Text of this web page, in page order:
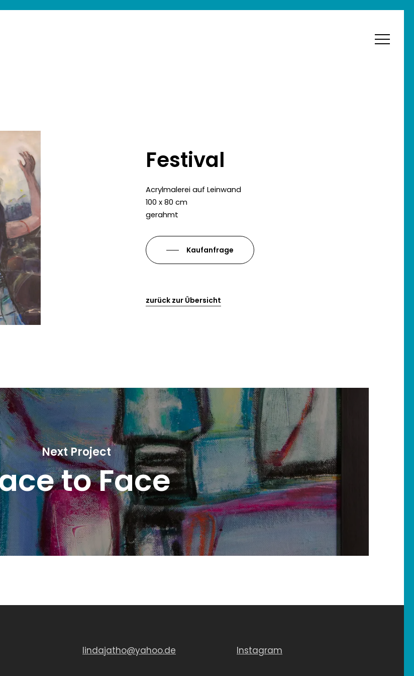
Menu
Festival
Acrylmalerei auf Leinwand
100 x 80 cm
gerahmt
Kaufanfrage
zurück zur Übersicht
Next Project
to Face
lindajatho@yahoo.de Instagram